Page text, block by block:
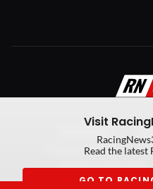
Privacy Policy
Privacy manager
Visit
Read the latest
GO TO